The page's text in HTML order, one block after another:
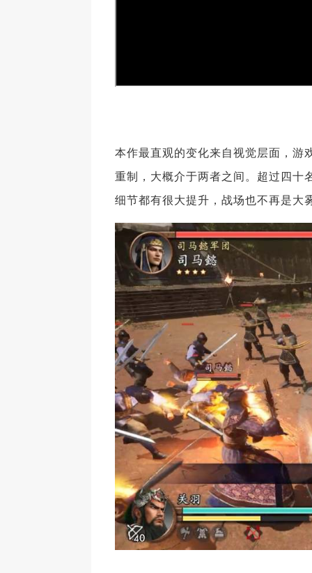
本作最直观的变化来自视觉层面，游
重制，大概介于两者之间。超过四十
细节都有很大提升，战场也不再是大